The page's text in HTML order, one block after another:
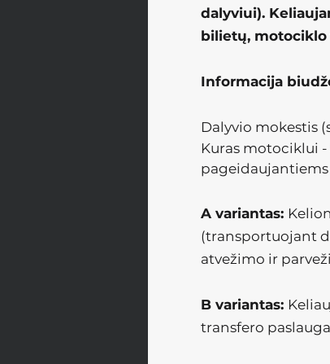
dalyviui).
bilietų,
Informacija
Dalyvio mokestis
Kuras motociklui
A variantas:
(transportuojant
atvežimo ir
B variantas:
transfero